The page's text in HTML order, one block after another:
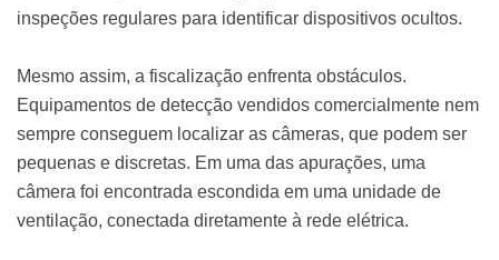
inspeções regulares para identificar dispositivos ocultos.
Mesmo assim, a fiscalização enfrenta obstáculos.
Equipamentos de detecção vendidos comercialmente nem
sempre conseguem localizar as câmeras, que podem ser
pequenas e discretas. Em uma das apurações, uma
câmera foi encontrada escondida em uma unidade de
ventilação, conectada diretamente à rede elétrica.